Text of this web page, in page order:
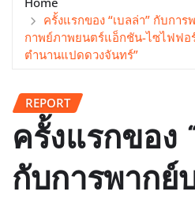
ครั้งแรกของ “เบลล่า” กับกา
กาพย์ภาพยนตร์แอ็กชัน-ไซไฟฟอ
ตำนานแปดดวงจันทร์”
REPORT
ครั้งแรกของ
กับการพากย์